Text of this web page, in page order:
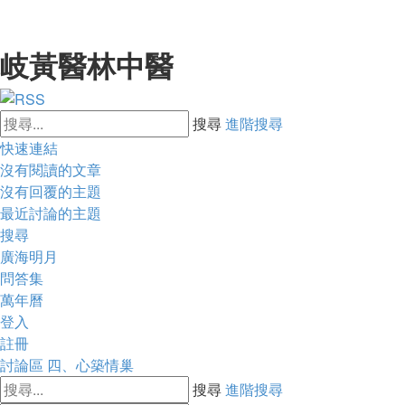
岐黃醫林中醫
快速連結
沒有閱讀的文章
沒有回覆的主題
最近討論的主題
搜尋
廣海明月
問答集
萬年曆
登入
註冊
討論區